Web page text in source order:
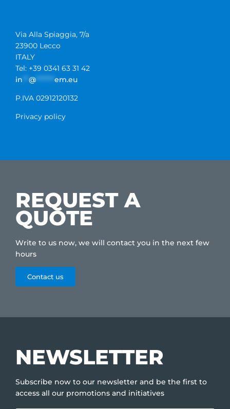
Via Alla Spiaggia, 7/a
23900 Lecco
ITALY
Tel: +39 0341 63 31 42
in
@ ****** em.eu
P.IVA 02912120132
Privacy policy
REQUEST A
QUOTE
Write to us now, we will contact you in the next few
hours
Contact us
NEWSLETTER
Subscribe now to our newsletter and be the first to
access all our promotions and initiatives